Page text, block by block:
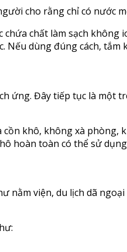
cho rằng chỉ có nước
chất làm sạch
dùng đúng cách, tắm
ứng. Đây tiếp tục là
khô, không xà
hoàn toàn có thể sử
viện, du lịch dã